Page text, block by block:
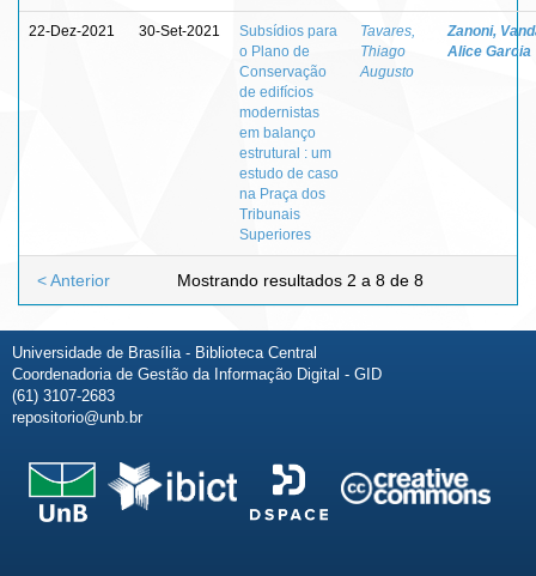
22-Dez-2021 30-Set-2021
Subsídios para
o Plano de
Conservação
de edifícios
modernistas
em balanço
estrutural : um
estudo de caso
na Praça dos
Tribunais
Superiores
Tavares,
Thiago
Augusto
Zanoni,
Alice Garcia
Mostrando resultados 2 a 8 de 8
< Anterior
Universidade de Brasília - Biblioteca Central
Coordenadoria de Gestão da Informação Digital - GID
(61) 3107-2683
repositorio@unb.br